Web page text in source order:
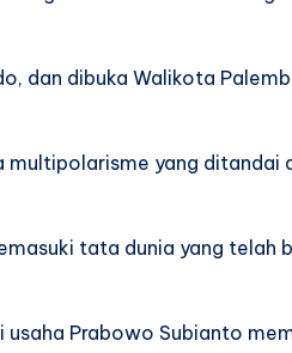
dan dibuka Walikota
multipolarisme yang ditandai
tata dunia yang telah
usaha Prabowo Subianto